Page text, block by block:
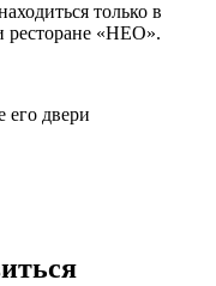
только в
ресторане «НЕО».
его двери